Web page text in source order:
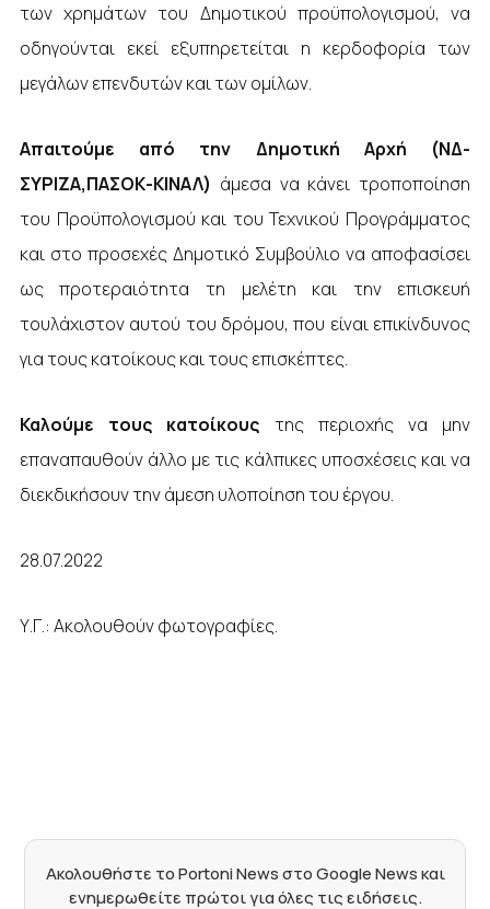
των χρημάτων του Δημοτικού προϋπολογισμού, να
οδηγούνται εκεί εξυπηρετείται η κερδοφορία των
μεγάλων επενδυτών και των ομίλων.
Απαιτούμε από την Δημοτική Αρχή (ΝΔ-
ΣΥΡΙΖΑ,ΠΑΣΟΚ-ΚΙΝΑΛ) άμεσα να κάνει τροποποίηση
του Προϋπολογισμού και του Τεχνικού Προγράμματος
και στο προσεχές Δημοτικό Συμβούλιο να αποφασίσει
ως προτεραιότητα τη μελέτη και την επισκευή
τουλάχιστον αυτού του δρόμου, που είναι επικίνδυνος
για τους κατοίκους και τους επισκέπτες.
Καλούμε τους κατοίκους της περιοχής να μην
επαναπαυθούν άλλο με τις κάλπικες υποσχέσεις και να
διεκδικήσουν την άμεση υλοποίηση του έργου.
28.07.2022
Υ.Γ.: Ακολουθούν φωτογραφίες.
Ακολουθήστε το Portoni News στο Google News και
ενημερωθείτε πρώτοι για όλες τις ειδήσεις.